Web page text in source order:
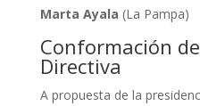
Marta Ayala (La Pampa)
Conformación
Directiva
A propuesta de la